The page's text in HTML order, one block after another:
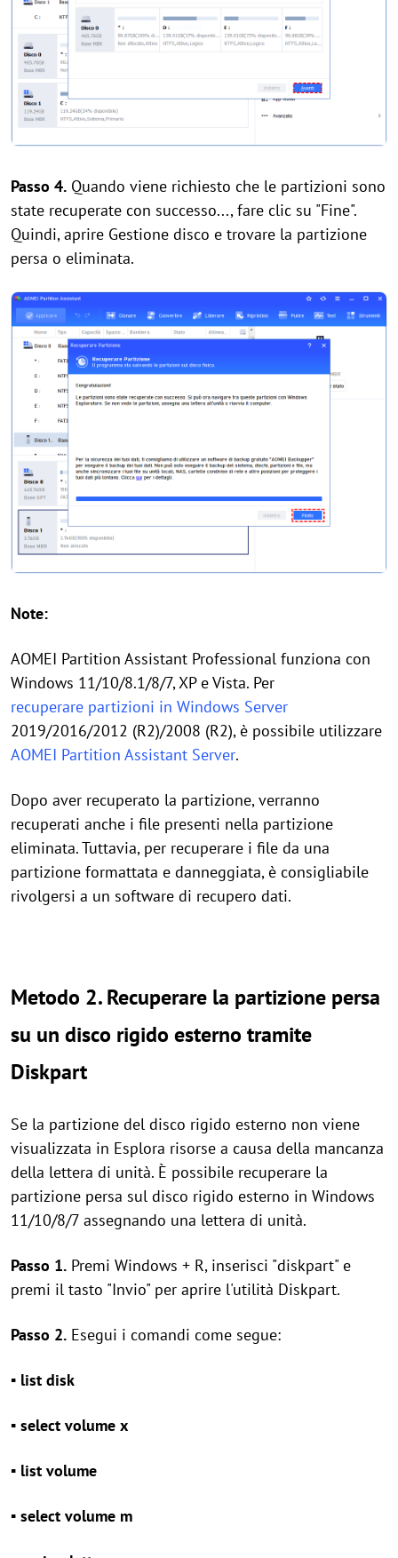
Passo 4. Quando viene richiesto che le partizioni sono
state recuperate con successo..., fare clic su "Fine".
Quindi, aprire Gestione disco e trovare la partizione
persa o eliminata.
Note:
AOMEI Partition Assistant Professional funziona con
Windows 11/10/8.1/8/7, XP e Vista. Per
recuperare partizioni in Windows Server
2019/2016/2012 (R2)/2008 (R2), è possibile utilizzare
AOMEI Partition Assistant Server.
Dopo aver recuperato la partizione, verranno
recuperati anche i file presenti nella partizione
eliminata. Tuttavia, per recuperare i file da una
partizione formattata e danneggiata, è consigliabile
rivolgersi a un software di recupero dati.
Metodo 2. Recuperare la partizione persa
su un disco rigido esterno tramite
Diskpart
Se la partizione del disco rigido esterno non viene
visualizzata in Esplora risorse a causa della mancanza
della lettera di unità. È possibile recuperare la
partizione persa sul disco rigido esterno in Windows
11/10/8/7 assegnando una lettera di unità.
Passo 1. Premi Windows + R, inserisci "diskpart" e
premi il tasto "Invio" per aprire l'utilità Diskpart.
Passo 2. Esegui i comandi come segue:
▪ list disk
▪ select volume x
▪ list volume
▪ select volume m